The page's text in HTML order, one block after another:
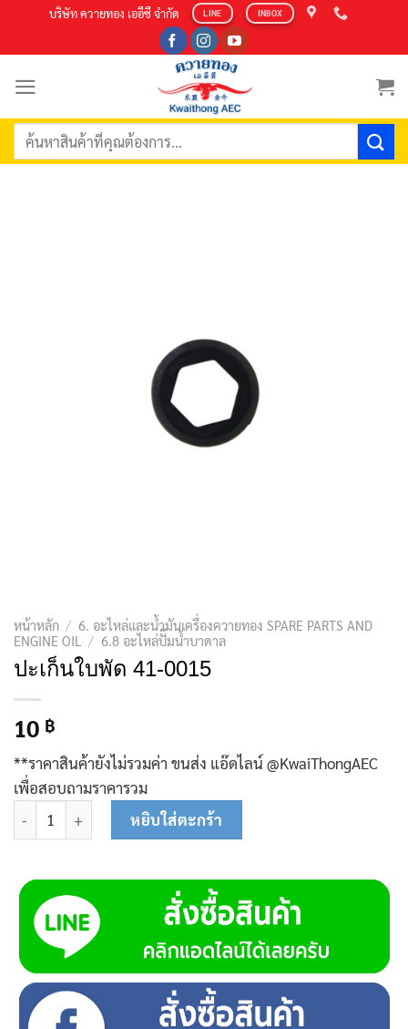
content
บริษัท ควายทอง เออีซี จำกัด LINE INBOX
ค้นหา:
หน้าหลัก / 6. อะไหล่และน้ำมันเครื่องควายทอง SPARE PARTS AND
ENGINE OIL
/ 6.8 อะไหล่ปั๊มน้ำบาดาล
ปะเก็นใบพัด 41-0015
10 ฿
**ราคาสินค้ายังไม่รวมค่า ขนส่ง แอ๊ดไลน์ @KwaiThongAEC
เพื่อสอบถามราคารวม
จำนวน ปะเก็นใบพัด 41-0015 ชิ้น
หยิบใส่ตะกร้า